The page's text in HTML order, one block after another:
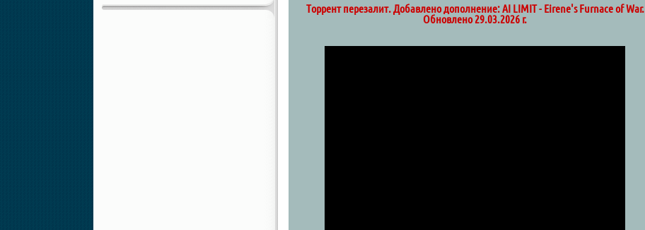
Торрент перезалит. Добавлено дополнение: AI LIMIT - Eirene's Furnace of War.
Обновлено 29.03.2026 г.